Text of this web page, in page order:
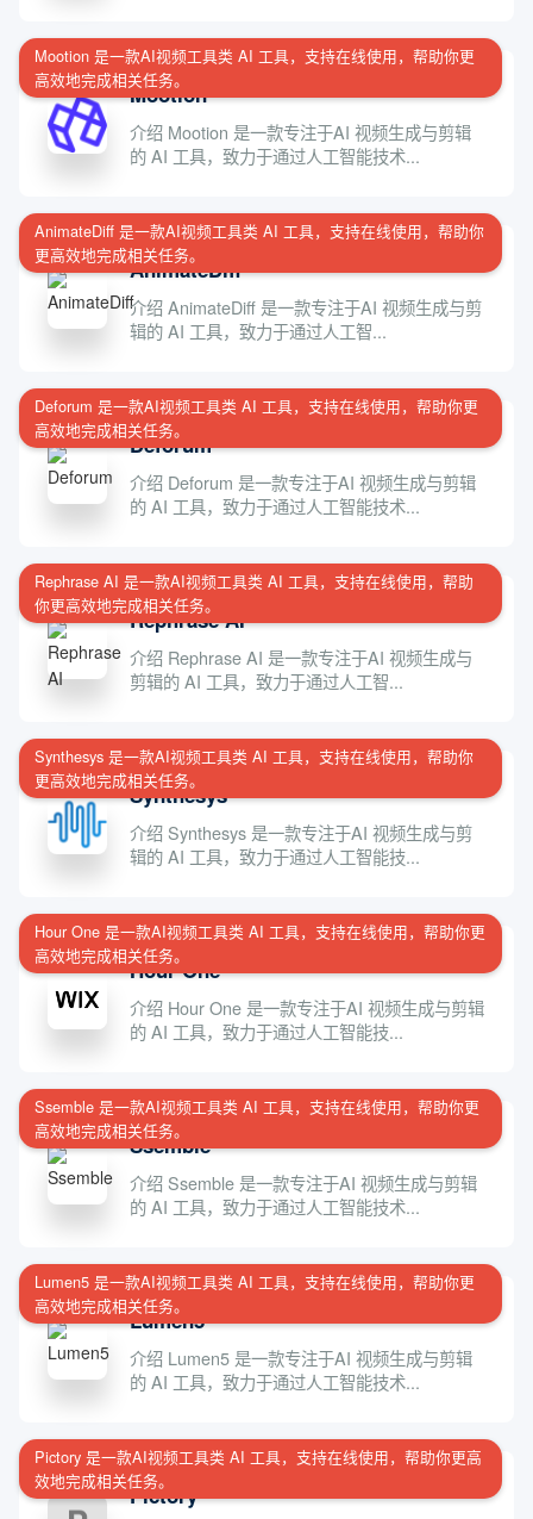
Mootion 是一款AI视频工具类 AI 工具，支持在线使用，帮助你更
高效地完成相关任务。
Mootion
介绍 Mootion 是一款专注于AI 视频生成与剪辑
的 AI 工具，致力于通过人工智能技术...
AnimateDiff 是一款AI视频工具类 AI 工具，支持在线使用，帮助你
更高效地完成相关任务。
AnimateDiff
介绍 AnimateDiff 是一款专注于AI 视频生成与剪
辑的 AI 工具，致力于通过人工智...
Deforum 是一款AI视频工具类 AI 工具，支持在线使用，帮助你更
高效地完成相关任务。
Deforum
介绍 Deforum 是一款专注于AI 视频生成与剪辑
的 AI 工具，致力于通过人工智能技术...
Rephrase AI 是一款AI视频工具类 AI 工具，支持在线使用，帮助
你更高效地完成相关任务。
Rephrase AI
介绍 Rephrase AI 是一款专注于AI 视频生成与
剪辑的 AI 工具，致力于通过人工智...
Synthesys 是一款AI视频工具类 AI 工具，支持在线使用，帮助你
更高效地完成相关任务。
Synthesys
介绍 Synthesys 是一款专注于AI 视频生成与剪
辑的 AI 工具，致力于通过人工智能技...
Hour One 是一款AI视频工具类 AI 工具，支持在线使用，帮助你更
高效地完成相关任务。
Hour One
介绍 Hour One 是一款专注于AI 视频生成与剪辑
的 AI 工具，致力于通过人工智能技...
Ssemble 是一款AI视频工具类 AI 工具，支持在线使用，帮助你更
高效地完成相关任务。
Ssemble
介绍 Ssemble 是一款专注于AI 视频生成与剪辑
的 AI 工具，致力于通过人工智能技术...
Lumen5 是一款AI视频工具类 AI 工具，支持在线使用，帮助你更
高效地完成相关任务。
Lumen5
介绍 Lumen5 是一款专注于AI 视频生成与剪辑
的 AI 工具，致力于通过人工智能技术...
Pictory 是一款AI视频工具类 AI 工具，支持在线使用，帮助你更高
效地完成相关任务。
Pictory